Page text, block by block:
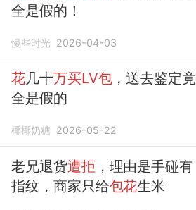
全是假的！
慢些时光 2026-04-03
花几十万买LV包，送去鉴定竟
全是假的
椰椰奶糖 2026-05-22
老兄退货遭拒 ，理由是手碰有
指纹，商家只给包花生米